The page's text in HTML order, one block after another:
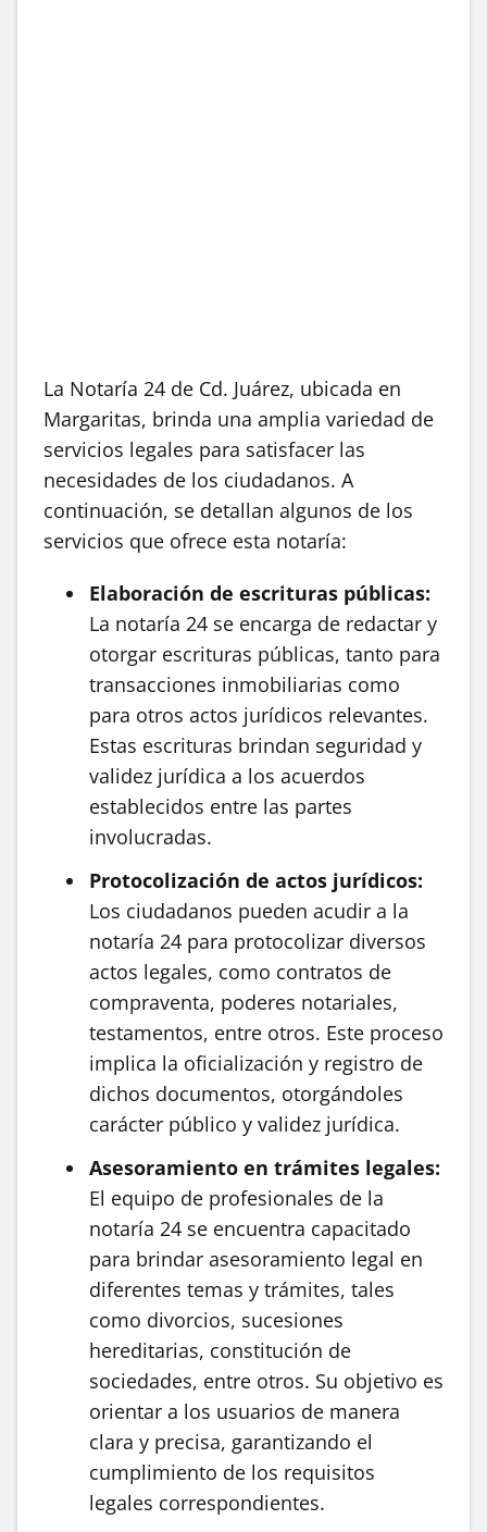
La Notaría 24 de Cd. Juárez, ubicada en
Margaritas, brinda una amplia variedad de
servicios legales para satisfacer las
necesidades de los ciudadanos. A
continuación, se detallan algunos de los
servicios que ofrece esta notaría:
Elaboración de escrituras públicas:
La notaría 24 se encarga de redactar y
otorgar escrituras públicas, tanto para
transacciones inmobiliarias como
para otros actos jurídicos relevantes.
Estas escrituras brindan seguridad y
validez jurídica a los acuerdos
establecidos entre las partes
involucradas.
Protocolización de actos jurídicos:
Los ciudadanos pueden acudir a la
notaría 24 para protocolizar diversos
actos legales, como contratos de
compraventa, poderes notariales,
testamentos, entre otros. Este proceso
implica la oficialización y registro de
dichos documentos, otorgándoles
carácter público y validez jurídica.
Asesoramiento en trámites legales:
El equipo de profesionales de la
notaría 24 se encuentra capacitado
para brindar asesoramiento legal en
diferentes temas y trámites, tales
como divorcios, sucesiones
hereditarias, constitución de
sociedades, entre otros. Su objetivo es
orientar a los usuarios de manera
clara y precisa, garantizando el
cumplimiento de los requisitos
legales correspondientes.